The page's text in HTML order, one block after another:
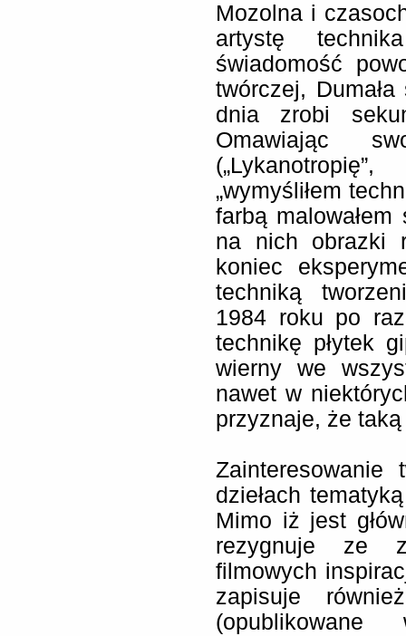
Mozolna i
artystę
świadomość
twórczej,
dnia zrobi
Omawiając
„wymyśliłem
farbą
na nich obrazki
koniec
techniką
1984 roku po raz
technikę płytek
wierny we
nawet w
przyznaje, że
Zainteresowanie
dziełach
Mimo iż jest
rezygnuje ze
filmowych
zapisuje